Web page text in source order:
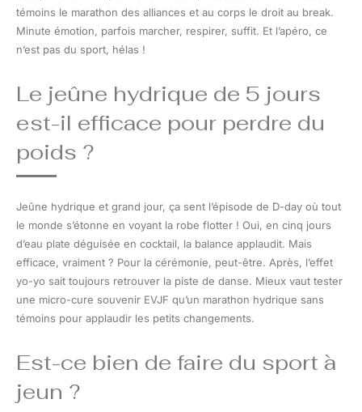
témoins le marathon des alliances et au corps le droit au break.
Minute émotion, parfois marcher, respirer, suffit. Et l’apéro, ce
n’est pas du sport, hélas !
Le jeûne hydrique de 5 jours
est-il efficace pour perdre du
poids ?
Jeûne hydrique et grand jour, ça sent l’épisode de D-day où tout
le monde s’étonne en voyant la robe flotter ! Oui, en cinq jours
d’eau plate déguisée en cocktail, la balance applaudit. Mais
efficace, vraiment ? Pour la cérémonie, peut-être. Après, l’effet
yo-yo sait toujours retrouver la piste de danse. Mieux vaut tester
une micro-cure souvenir EVJF qu’un marathon hydrique sans
témoins pour applaudir les petits changements.
Est-ce bien de faire du sport à
jeun ?